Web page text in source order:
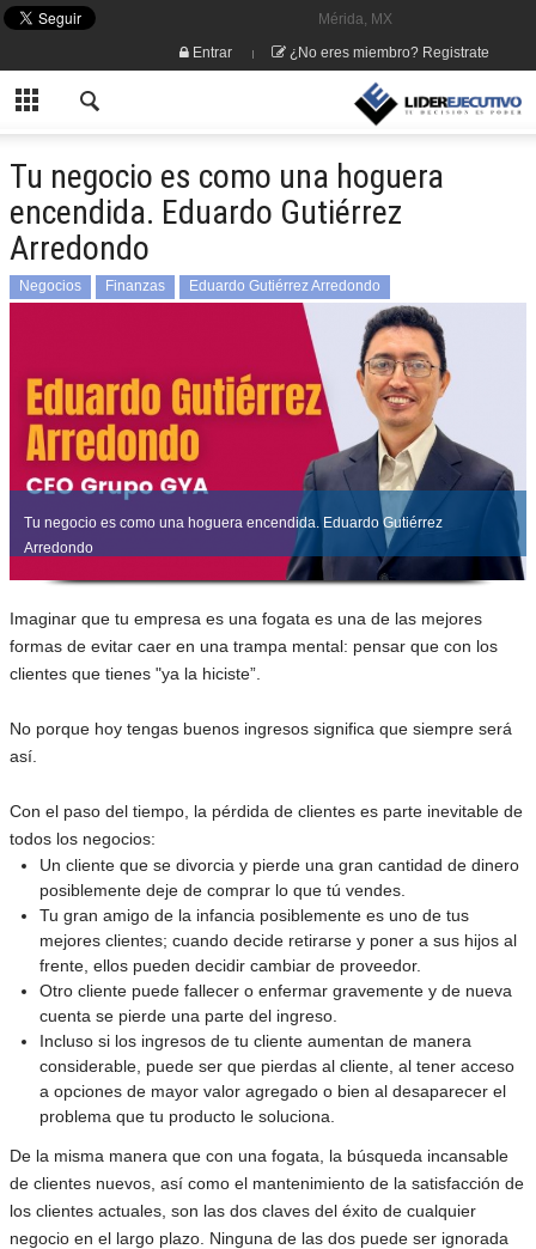
Mérida, MX
Entrar
¿No eres miembro? Registrate
Tu negocio es como una hoguera
encendida. Eduardo Gutiérrez
Arredondo
Negocios Finanzas Eduardo Gutiérrez Arredondo
Tu negocio es como una hoguera encendida. Eduardo Gutiérrez
Arredondo
Imaginar que tu empresa es una fogata es una de las mejores
formas de evitar caer en una trampa mental: pensar que con los
clientes que tienes "ya la hiciste”.
No porque hoy tengas buenos ingresos significa que siempre será
así.
Con el paso del tiempo, la pérdida de clientes es parte inevitable de
todos los negocios:
Un cliente que se divorcia y pierde una gran cantidad de dinero
posiblemente deje de comprar lo que tú vendes.
Tu gran amigo de la infancia posiblemente es uno de tus
mejores clientes; cuando decide retirarse y poner a sus hijos al
frente, ellos pueden decidir cambiar de proveedor.
Otro cliente puede fallecer o enfermar gravemente y de nueva
cuenta se pierde una parte del ingreso.
Incluso si los ingresos de tu cliente aumentan de manera
considerable, puede ser que pierdas al cliente, al tener acceso
a opciones de mayor valor agregado o bien al desaparecer el
problema que tu producto le soluciona.
De la misma manera que con una fogata, la búsqueda incansable
de clientes nuevos, así como el mantenimiento de la satisfacción de
los clientes actuales, son las dos claves del éxito de cualquier
negocio en el largo plazo. Ninguna de las dos puede ser ignorada